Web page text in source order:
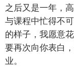
之后又是一年，
与课程中忙得不
的样子，我愿意
要再次向你表白
业。